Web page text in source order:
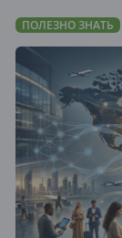
ПОЛЕЗНО ЗНАТЬ